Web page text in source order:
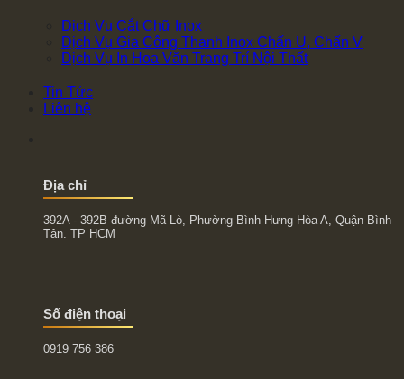
Dịch Vụ Cắt Chữ Inox
Dịch Vụ Gia Công Thanh Inox Chấn U, Chấn V
Dịch Vụ In Hoa Văn Trang Trí Nội Thất
Tin Tức
Liên hệ
Địa chỉ
392A - 392B đường Mã Lò, Phường Bình Hưng Hòa A, Quận Bình
Tân. TP HCM
Số điện thoại
0919 756 386